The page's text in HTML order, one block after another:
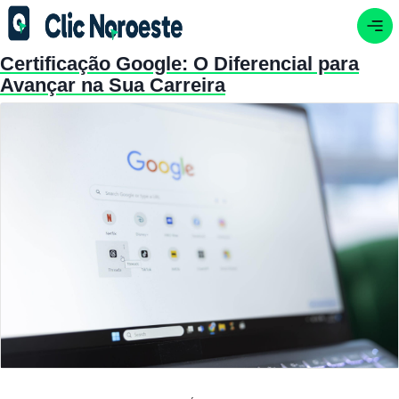
Certificação Google: O Diferencial para
Avançar na Sua Carreira